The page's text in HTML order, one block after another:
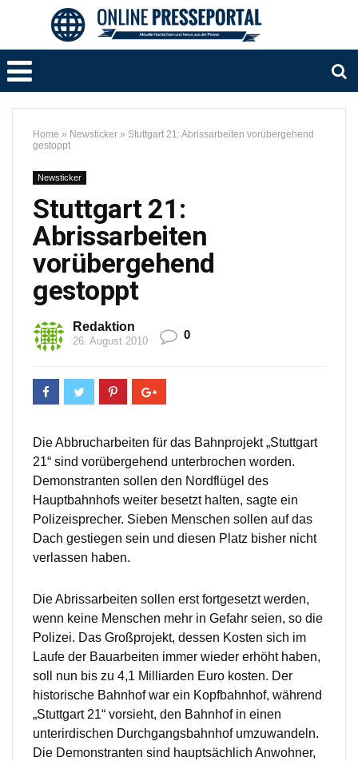
Home » Newsticker » Stuttgart 21: Abrissarbeiten vorübergehend
gestoppt
Newsticker
Stuttgart 21:
Abrissarbeiten
vorübergehend
gestoppt
Redaktion
26. August 2010 0
Die Abbrucharbeiten für das Bahnprojekt „Stuttgart
21“ sind vorübergehend unterbrochen worden.
Demonstranten sollen den Nordflügel des
Hauptbahnhofs weiter besetzt halten, sagte ein
Polizeisprecher. Sieben Menschen sollen auf das
Dach gestiegen sein und diesen Platz bisher nicht
verlassen haben.
Die Abrissarbeiten sollen erst fortgesetzt werden,
wenn keine Menschen mehr in Gefahr seien, so die
Polizei. Das Großprojekt, dessen Kosten sich im
Laufe der Bauarbeiten immer wieder erhöht haben,
soll nun bis zu 4,1 Milliarden Euro kosten. Der
historische Bahnhof war ein Kopfbahnhof, während
„Stuttgart 21“ vorsieht, den Bahnhof in einen
unterirdischen Durchgangsbahnhof umzuwandeln.
Die Demonstranten sind hauptsächlich Anwohner,